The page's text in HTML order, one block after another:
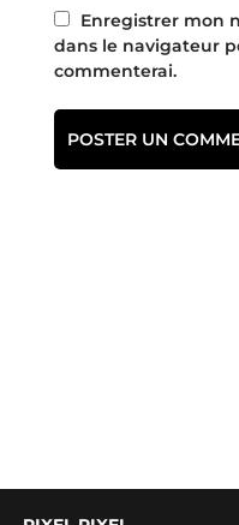
Enregistrer mon
dans le navigateur
commenterai.